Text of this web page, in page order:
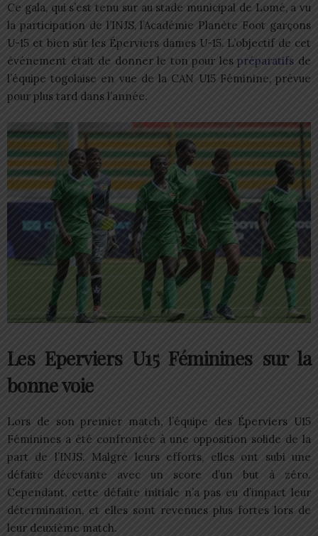
Ce gala, qui s’est tenu sur au stade municipal de Lomé, a vu
la participation de l’INJS, l’Académie Planète Foot garçons
U-15 et bien sûr les Éperviers dames U-15. L’objectif de cet
événement était de donner le ton pour lespréparatifs de
l’équipe togolaise en vue de la CAN U15 Féminine, prévue
pour plus tard dans l’année.
Les Eperviers U15 Féminines sur la
bonne voie
Lors de son premier match, l’équipe des Éperviers U15
Féminines a été confrontée à une opposition solide de la
part de l’INJS. Malgré leurs efforts, elles ont subi une
défaite décevante avec un score d’un but à zéro.
Cependant, cette défaite initiale n’a pas eu d’impact leur
détermination, et elles sont revenues plus fortes lors de
leur deuxième match.